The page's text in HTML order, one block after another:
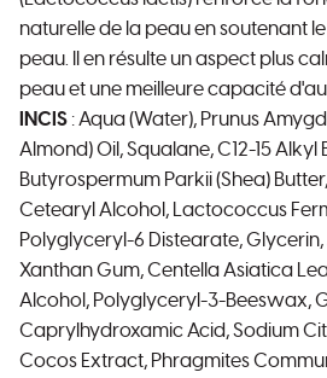
naturelle de la peau en soutenant
peau. Il en résulte un aspect plus
peau et une meilleure capacité
INCIS : Aqua (Water), Prunus
Almond) Oil, Squalane, C12-15 Alkyl
Butyrospermum Parkii (Shea)
Cetearyl Alcohol, Lactococcus
Polyglyceryl-6 Distearate, Glycerin,
Xanthan Gum, Centella Asiatica
Alcohol, Polyglyceryl-3-Beeswax,
Caprylhydroxamic Acid, Sodium
Cocos Extract, Phragmites